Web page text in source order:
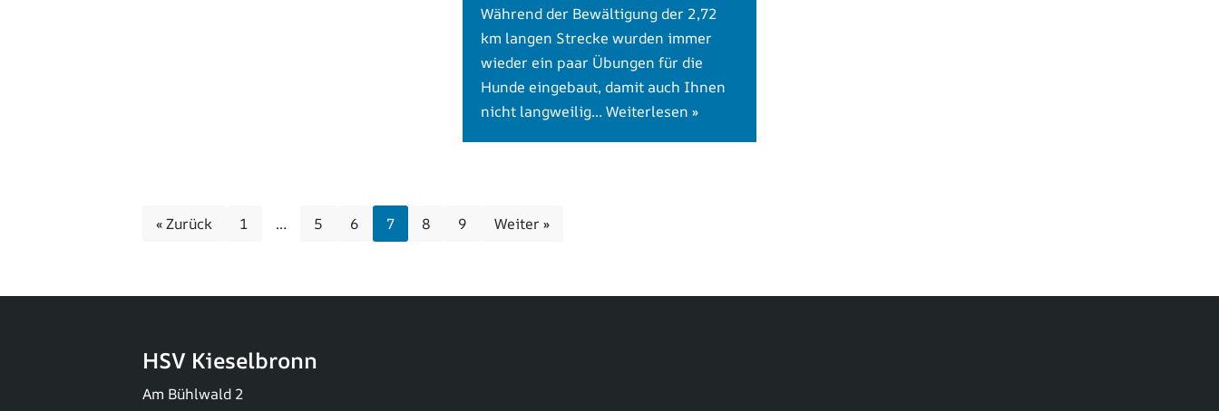
Während der Bewältigung der 2,72
km langen Strecke wurden immer
wieder ein paar Übungen für die
Hunde eingebaut, damit auch Ihnen
nicht langweilig…Weiterlesen »
« Zurück 1 … 5 6 7 8 9 Weiter »
HSV Kieselbronn
Am Bühlwald 2